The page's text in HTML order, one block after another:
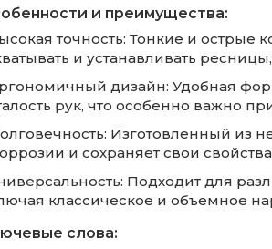
и преимущества:
точность: Тонкие и острые
и устанавливать
дизайн: Удобная
рук, что особенно важно
Изготовленный из
и сохраняет свои
Подходит для
классическое и объемное
слова: